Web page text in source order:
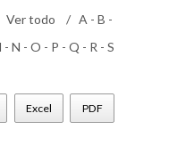
Ver todo / A - B -
- N - O - P - Q - R - S
Excel PDF